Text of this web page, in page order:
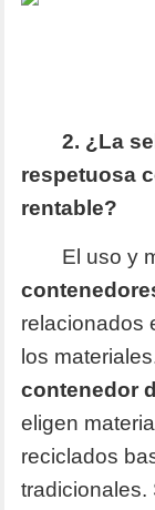
2. ¿La
respetuosa
rentable?
El uso y
relacionados
los
contenedor
eligen
reciclados